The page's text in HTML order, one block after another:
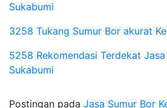
Sukabumi
3258 Tukang Sumur Bor akurat
5258 Rekomendasi Terdekat
Sukabumi
Postingan pada Jasa Sumur Bor